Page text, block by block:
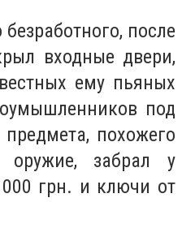
после
входные двери,
ему пьяных
под
похожего
оружие, забрал у
грн. и ключи от